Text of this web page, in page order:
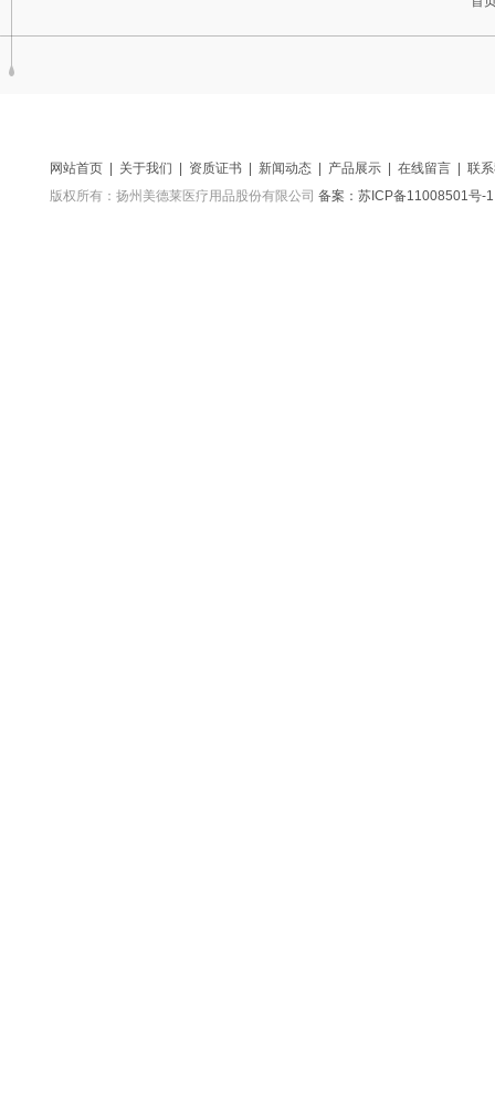
网站首页 关于我们 资质证书 新闻动态 产品展示 在线留言
联
版权所有：扬州美德莱医疗用品股份有限公司 备案：苏ICP备11008501号-1